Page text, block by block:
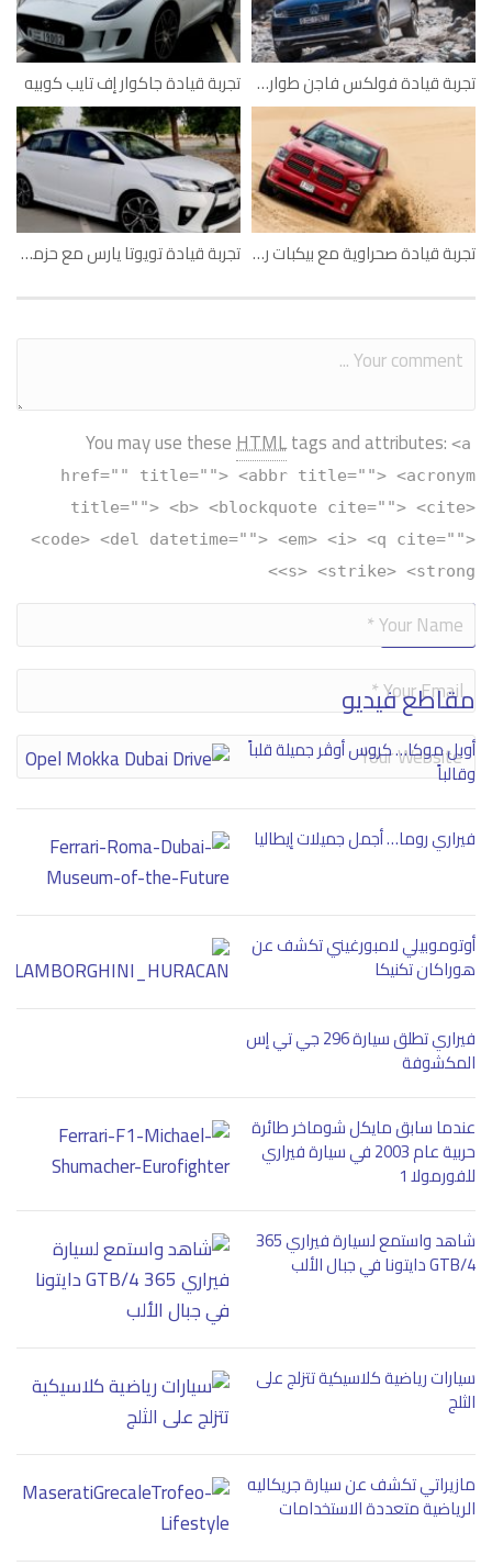
تجربة قيادة جاكوار إف تايب كوبيه تجربة قيادة فولكس فاجن طوارق 2015
تجربة قيادة تويوتا يارس مع حزمة تي آر دي تجربة قيادة صحراوية مع بيكبات رام في دبي
You may use theseHTMLtags and attributes: <a
href="" title=""> <abbr title=""> <acronym
title=""> <b> <blockquote cite=""> <cite>
<code> <del datetime=""> <em> <i> <q cite="">
<s> <strike> <strong>
Alternative:
مقاطع فيديو
أوبل موكا… كروس أوڤر جميلة قلباً
وقالباً
فيراري روما… أجمل جميلات إيطاليا
أوتوموبيلي لامبورغيني تكشف عن
هوراكان تكنيكا
فيراري تطلق سيارة 296 جي تي إس
المكشوفة
عندما سابق مايكل شوماخر طائرة
حربية عام 2003 في سيارة فيراري
للفورمولا 1
شاهد واستمع لسيارة فيراري 365
GTB/4 دايتونا في جبال الألب
سيارات رياضية كلاسيكية تتزلج على
الثلج
مازيراتي تكشف عن سيارة جريكاليه
الرياضية متعددة الاستخدامات